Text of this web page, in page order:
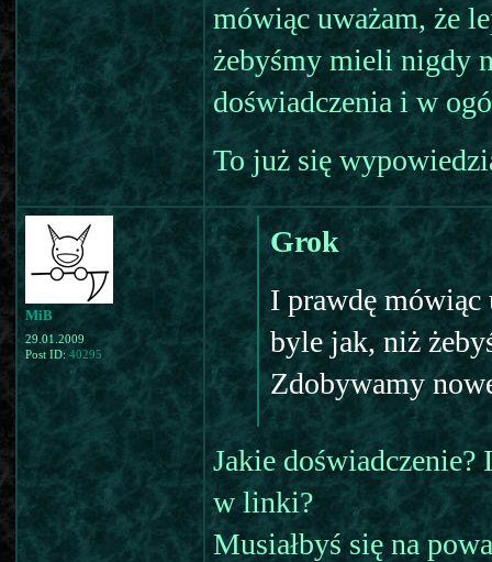
mówiąc uważam, że
żebyśmy mieli nigdy
doświadczenia i w
To już się
MiB
29.01.2009
Post ID: 40295
Grok
I prawdę mówiąc
byle jak, niż
Zdobywamy
Jakie
w linki?
Musiałbyś się na